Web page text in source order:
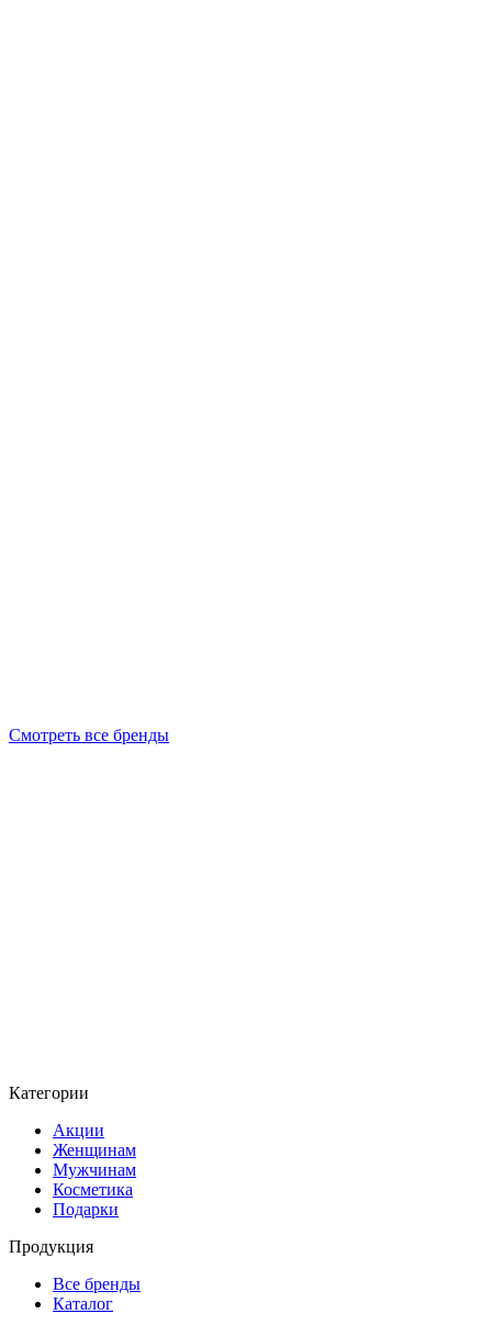
Смотреть все бренды
Категории
Акции
Женщинам
Мужчинам
Косметика
Подарки
Продукция
Все бренды
Каталог